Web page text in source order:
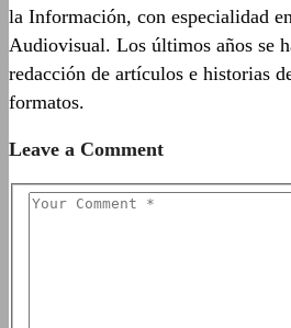
la Información, con especialidad
Audiovisual. Los últimos años se
redacción de artículos e historias
formatos.
Leave a Comment